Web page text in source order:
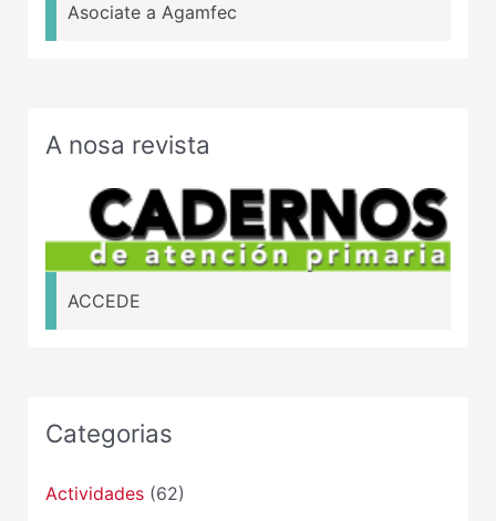
Asociate a Agamfec
A nosa revista
ACCEDE
Categorias
Actividades(62)